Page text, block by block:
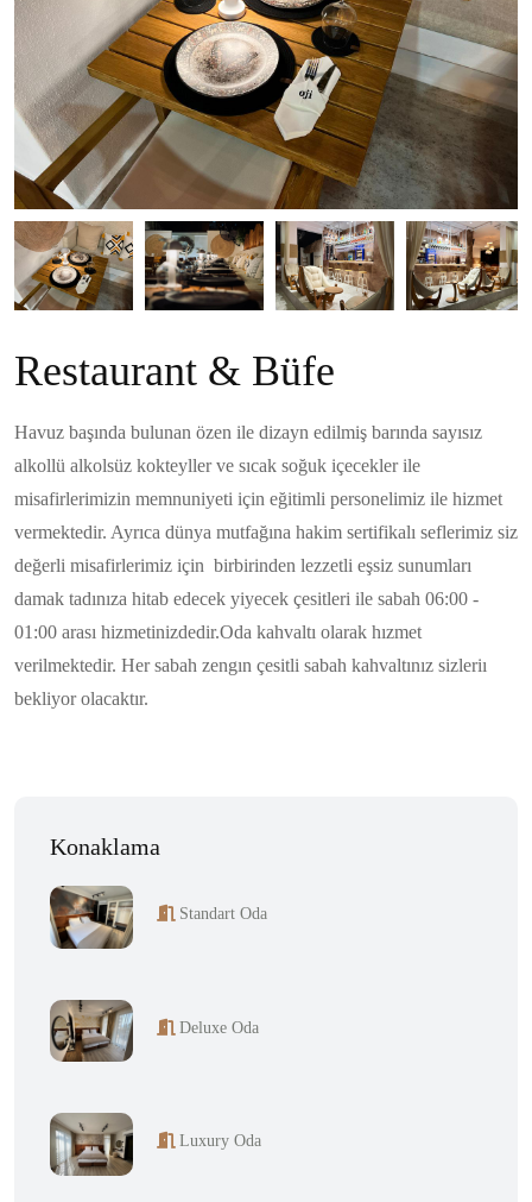
Restaurant & Büfe
Havuz başında bulunan özen ile dizayn edilmiş barında sayısız
alkollü alkolsüz kokteyller ve sıcak soğuk içecekler ile
misafirlerimizin memnuniyeti için eğitimli personelimiz ile hizmet
vermektedir. Ayrıca dünya mutfağına hakim sertifikalı seflerimiz siz
değerli misafirlerimiz için birbirinden lezzetli eşsiz sunumları
damak tadınıza hitab edecek yiyecek çesitleri ile sabah 06:00 -
01:00 arası hizmetinizdedir.Oda kahvaltı olarak hızmet
verilmektedir. Her sabah zengın çesitli sabah kahvaltınız sizleriı
bekliyor olacaktır.
Konaklama
Standart Oda
Deluxe Oda
Luxury Oda